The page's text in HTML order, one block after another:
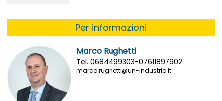
Per informazioni
Marco Rughetti
Tel. 0684499303-07611897902
marco.rughetti@un-industria.it